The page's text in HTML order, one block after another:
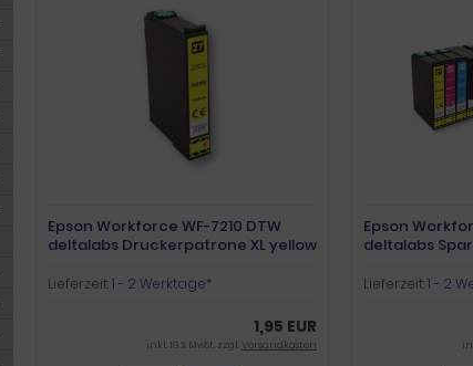
Epson Workforce WF-7210 DTW
deltalabs Druckerpatrone XL yellow
Lieferzeit:1 - 2 Werktage*
1,95 EUR
inkl. 19 % MwSt. zzgl.Versandkosten
Epson
deltalabs
Lieferzeit:1 - 2